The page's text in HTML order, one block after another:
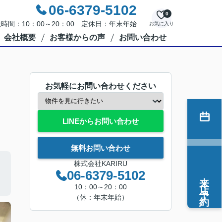
06-6379-5102
間：10：00～20：00 定休日：年末年始 お気に入り
0
会社概要 お客様からの声 お問い合わせ
お気軽にお問い合わせください
LINEからお問い合わせ
無料お問い合わせ
株式会社KARIRU
06-6379-5102
10：00～20：00
（休：年末年始）
来店予約